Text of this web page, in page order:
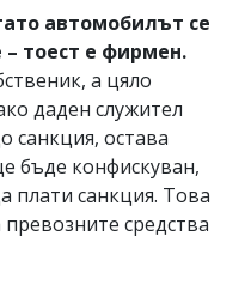
автомобилът се
тоест е фирмен.
а цяло
даден служител
санкция, остава
бъде конфискуван,
плати санкция. Това
средства